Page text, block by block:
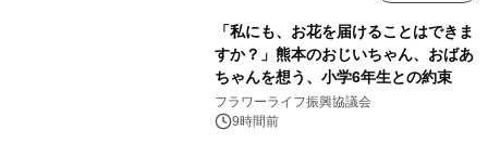
「私にも、お花を届けることはできま
すか？」熊本のおじいちゃん、おばあ
ちゃんを想う、小学6年生との約束
フラワーライフ振興協議会
9時間前